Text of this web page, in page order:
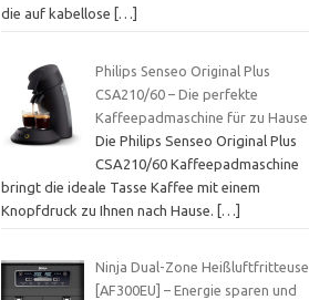
die auf kabellose
[…]
Philips Senseo Original Plus
CSA210/60 – Die perfekte
Kaffeepadmaschine für zu Hause
Die Philips Senseo Original Plus
CSA210/60 Kaffeepadmaschine
bringt die ideale Tasse Kaffee mit einem
Knopfdruck zu Ihnen nach Hause.
[…]
Ninja Dual-Zone Heißluftfritteuse
[AF300EU] – Energie sparen und